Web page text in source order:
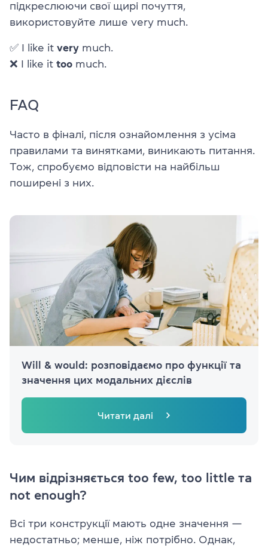
підкреслюючи свої щирі почуття,
використовуйте лише very much.
✅ I like it very much.
❌ I like it too much.
FAQ
Часто в фіналі, після ознайомлення з усіма
правилами та винятками, виникають питання.
Тож, спробуємо відповісти на найбільш
поширені з них.
Will & would: розповідаємо про функції та
значення цих модальних дієслів
Читати далі
Чим відрізняється too few, too little та
not enough?
Всі три конструкції мають одне значення —
недостатньо; менше, ніж потрібно. Однак,